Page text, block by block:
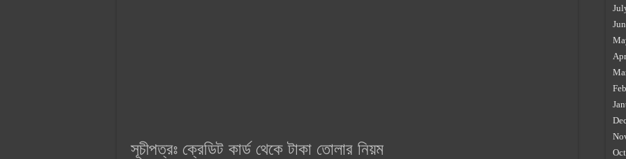
সূচীপত্রঃ ক্রেডিট কার্ড থেকে টাকা তোলার নিয়ম